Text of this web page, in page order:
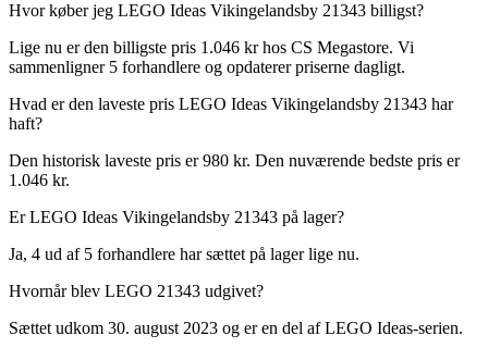
Hvor køber jeg LEGO Ideas Vikingelandsby 21343 billigst?
Lige nu er den billigste pris 1.046 kr hos CS Megastore. Vi
sammenligner 5 forhandlere og opdaterer priserne dagligt.
Hvad er den laveste pris LEGO Ideas Vikingelandsby 21343 har
haft?
Den historisk laveste pris er 980 kr. Den nuværende bedste pris er
1.046 kr.
Er LEGO Ideas Vikingelandsby 21343 på lager?
Ja, 4 ud af 5 forhandlere har sættet på lager lige nu.
Hvornår blev LEGO 21343 udgivet?
Sættet udkom 30. august 2023 og er en del af LEGO Ideas-serien.